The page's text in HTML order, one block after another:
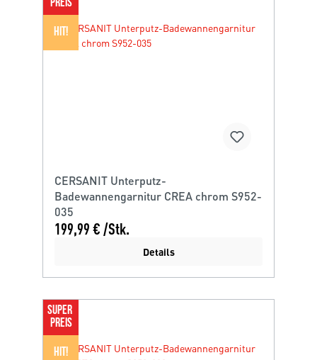
PREIS
HIT!
CERSANIT Unterputz-
Badewannengarnitur CREA chrom S952-
035
199,99 € /Stk.
Details
SUPER
PREIS
HIT!